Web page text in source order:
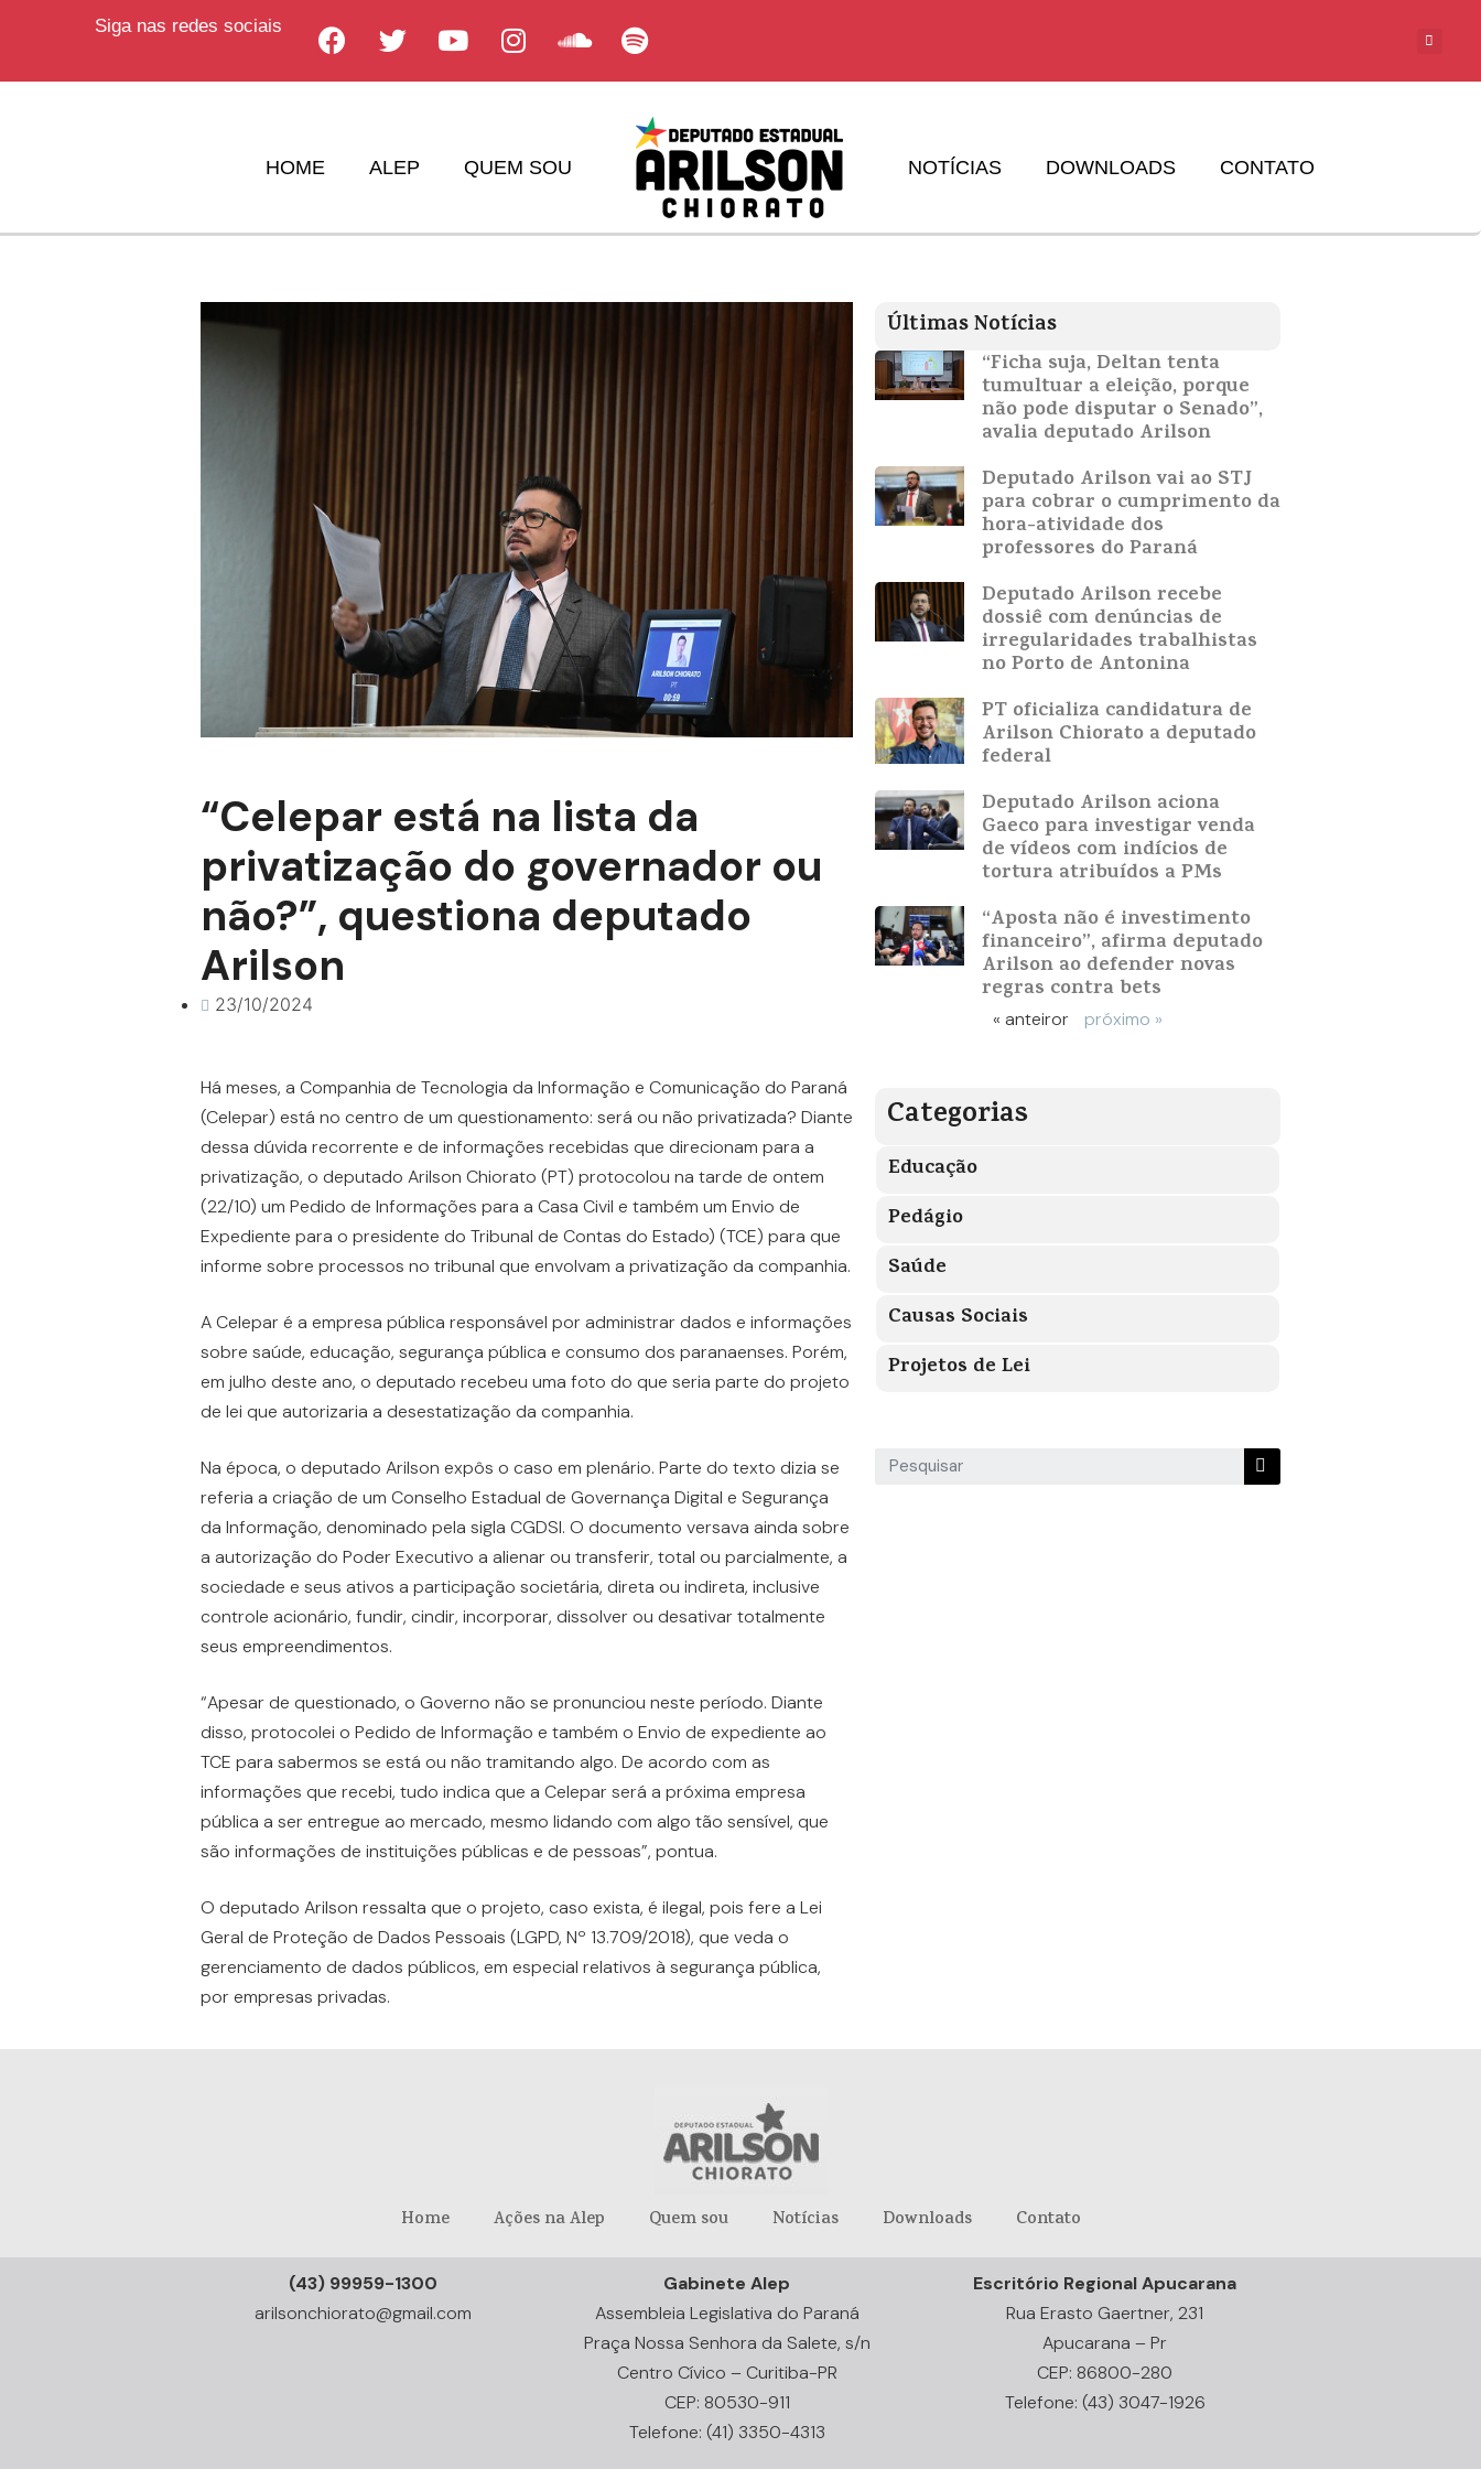
Siga nas redes sociais
HOME ALEP QUEM SOU NOTÍCIAS DOWNLOADS CONTATO
“Celepar está na lista da
privatização do governador ou
não?”, questiona deputado
Arilson
23/10/2024
Há meses, a Companhia de Tecnologia da Informação e Comunicação do Paraná
(Celepar) está no centro de um questionamento: será ou não privatizada? Diante
dessa dúvida recorrente e de informações recebidas que direcionam para a
privatização, o deputado Arilson Chiorato (PT) protocolou na tarde de ontem
(22/10) um Pedido de Informações para a Casa Civil e também um Envio de
Expediente para o presidente do Tribunal de Contas do Estado) (TCE) para que
informe sobre processos no tribunal que envolvam a privatização da companhia.
A Celepar é a empresa pública responsável por administrar dados e informações
sobre saúde, educação, segurança pública e consumo dos paranaenses. Porém,
em julho deste ano, o deputado recebeu uma foto do que seria parte do projeto
de lei que autorizaria a desestatização da companhia.
Na época, o deputado Arilson expôs o caso em plenário. Parte do texto dizia se
referia a criação de um Conselho Estadual de Governança Digital e Segurança
da Informação, denominado pela sigla CGDSI. O documento versava ainda sobre
a autorização do Poder Executivo a alienar ou transferir, total ou parcialmente, a
sociedade e seus ativos a participação societária, direta ou indireta, inclusive
controle acionário, fundir, cindir, incorporar, dissolver ou desativar totalmente
seus empreendimentos.
“Apesar de questionado, o Governo não se pronunciou neste período. Diante
disso, protocolei o Pedido de Informação e também o Envio de expediente ao
TCE para sabermos se está ou não tramitando algo. De acordo com as
informações que recebi, tudo indica que a Celepar será a próxima empresa
pública a ser entregue ao mercado, mesmo lidando com algo tão sensível, que
são informações de instituições públicas e de pessoas”, pontua.
O deputado Arilson ressalta que o projeto, caso exista, é ilegal, pois fere a Lei
Geral de Proteção de Dados Pessoais (LGPD, Nº 13.709/2018), que veda o
gerenciamento de dados públicos, em especial relativos à segurança pública,
por empresas privadas.
Últimas Notícias
“Ficha suja, Deltan tenta
tumultuar a eleição, porque
não pode disputar o Senado”,
avalia deputado Arilson
Deputado Arilson vai ao STJ
para cobrar o cumprimento da
hora-atividade dos
professores do Paraná
Deputado Arilson recebe
dossiê com denúncias de
irregularidades trabalhistas
no Porto de Antonina
PT oficializa candidatura de
Arilson Chiorato a deputado
federal
Deputado Arilson aciona
Gaeco para investigar venda
de vídeos com indícios de
tortura atribuídos a PMs
“Aposta não é investimento
financeiro”, afirma deputado
Arilson ao defender novas
regras contra bets
« anteiror próximo »
Categorias
Educação
Pedágio
Saúde
Causas Sociais
Projetos de Lei
Home Ações na Alep Quem sou Notícias Downloads Contato
(43) 99959-1300
arilsonchiorato@gmail.com
Gabinete Alep
Assembleia Legislativa do Paraná
Praça Nossa Senhora da Salete, s/n
Centro Cívico – Curitiba-PR
CEP: 80530-911
Telefone: (41) 3350-4313
Escritório Regional Apucarana
Rua Erasto Gaertner, 231
Apucarana – Pr
CEP: 86800-280
Telefone: (43) 3047-1926